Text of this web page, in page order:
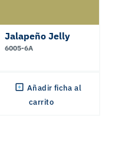
Jalapeño Jelly
6005-6A
Añadir ficha al
carrito